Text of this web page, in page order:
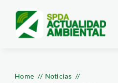
content
Home
Noticias